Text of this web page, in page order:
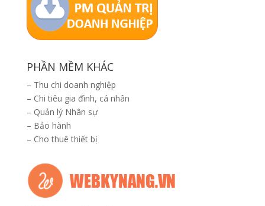
PHẦN MỀM KHÁC
– Thu chi doanh nghiệp
– Chi tiêu gia đình, cá nhân
– Quản lý Nhân sự
– Bảo hành
– Cho thuê thiết bị